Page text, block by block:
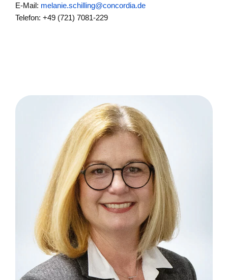
E-Mail: melanie.schilling@concordia.de
Telefon: +49 (721) 7081-229